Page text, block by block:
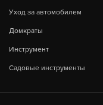
Уход за автомобилем
Домкраты
Инструмент
Садовые инструменты